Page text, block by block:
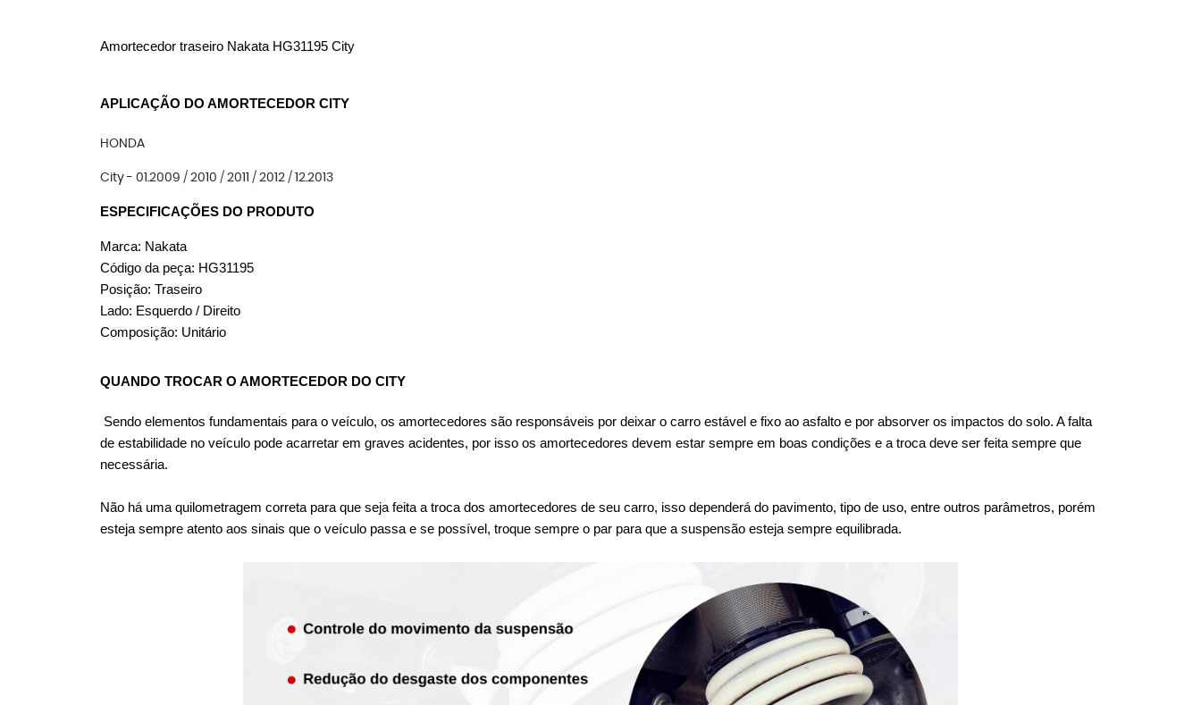
Amortecedor traseiro Nakata HG31195 City
APLICAÇÃO DO AMORTECEDOR CITY
HONDA
City - 01.2009 / 2010 / 2011 / 2012 / 12.2013
ESPECIFICAÇÕES DO PRODUTO
Marca: Nakata
Código da peça: HG31195
Posição: Traseiro
Lado: Esquerdo / Direito
Composição: Unitário
QUANDO TROCAR O AMORTECEDOR DO CITY
Sendo elementos fundamentais para o veículo, os amortecedores são responsáveis por deixar o carro estável e fixo ao asfalto e por absorver os impactos do solo. A falta
de estabilidade no veículo pode acarretar em graves acidentes, por isso os amortecedores devem estar sempre em boas condições e a troca deve ser feita sempre que
necessária.
Não há uma quilometragem correta para que seja feita a troca dos amortecedores de seu carro, isso dependerá do pavimento, tipo de uso, entre outros parâmetros, porém
esteja sempre atento aos sinais que o veículo passa e se possível, troque sempre o par para que a suspensão esteja sempre equilibrada.